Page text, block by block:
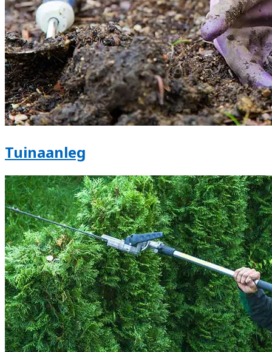
Tuinaanleg